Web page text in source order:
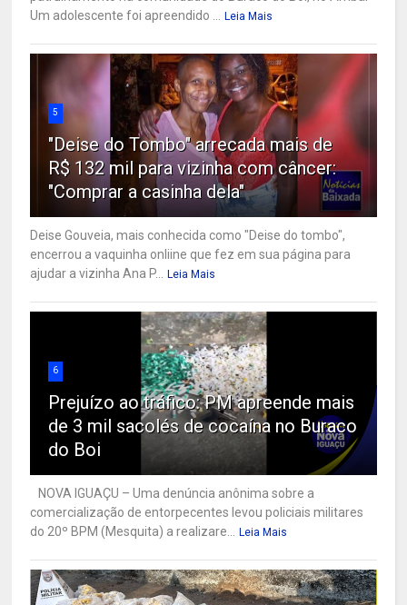
Um adolescente foi apreendido ... Leia Mais
5
"Deise do Tombo" arrecada mais de
R$ 132 mil para vizinha com câncer:
"Comprar a casinha dela"
Deise Gouveia, mais conhecida como "Deise do tombo",
encerrou a vaquinha onliine que fez em sua página para
ajudar a vizinha Ana P... Leia Mais
6
Prejuízo ao tráfico: PM apreende mais
de 3 mil sacolés de cocaína no Buraco
do Boi
NOVA IGUAÇU – Uma denúncia anônima sobre a
comercialização de entorpecentes levou policiais militares
do 20º BPM (Mesquita) a realizare... Leia Mais